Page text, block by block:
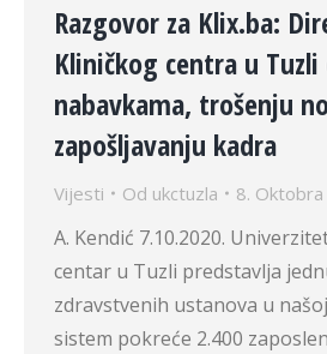
Razgovor za Klix.ba:
Kliničkog centra u
nabavkama, trošenju
zapošljavanju kadra
Vijesti Od ukctuzla 8.
A. Kendić 7.10.2020.
centar u Tuzli predstavlja
zdravstvenih ustanova u
sistem pokreće 2.400